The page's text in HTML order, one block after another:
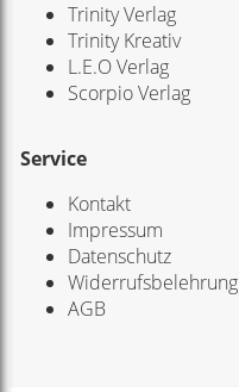
Trinity Verlag
Trinity Kreativ
L.E.O Verlag
Scorpio Verlag
Service
Kontakt
Impressum
Datenschutz
Widerrufsbelehrung
AGB